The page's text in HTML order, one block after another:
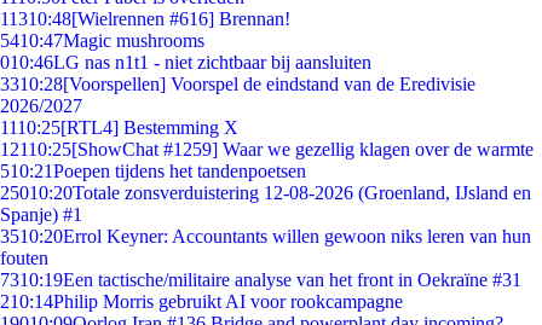
11310:48[Wielrennen #616] Brennan!
5410:47Magic mushrooms
010:46LG nas n1t1 - niet zichtbaar bij aansluiten
3310:28[Voorspellen] Voorspel de eindstand van de Eredivisie
2026/2027
1110:25[RTL4] Bestemming X
12110:25[ShowChat #1259] Waar we gezellig klagen over de warmte
510:21Poepen tijdens het tandenpoetsen
25010:20Totale zonsverduistering 12-08-2026 (Groenland, IJsland en
Spanje) #1
3510:20Errol Keyner: Accountants willen gewoon niks leren van hun
fouten
7310:19Een tactische/militaire analyse van het front in Oekraïne #31
210:14Philip Morris gebruikt AI voor rookcampagne